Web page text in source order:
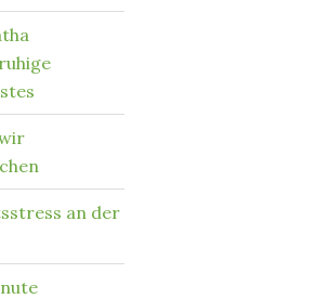
an der